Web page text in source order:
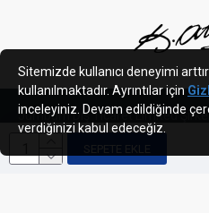
SEPETE EKLE
Jumbum Dış Ticaret Limited
Sitemizde kullanıcı deneyimi
kullanılmaktadır. Ayrıntılar için
inceleyiniz. Devam edildiğinde
verdiğinizi kabul edeceğiz.